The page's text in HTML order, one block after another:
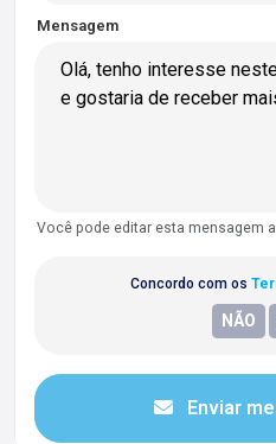
Mensagem
Você pode editar esta mensagem
Concordo com os
Enviar